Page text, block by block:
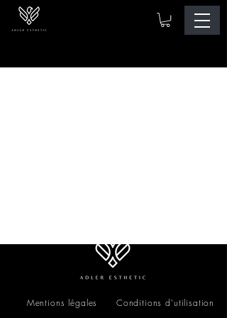
Mentions légales Conditions d'utilisation